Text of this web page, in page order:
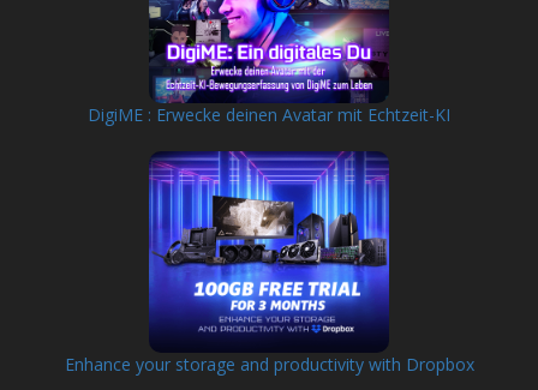
DigiME : Erwecke deinen Avatar mit Echtzeit-KI
Enhance your storage and productivity with Dropbox